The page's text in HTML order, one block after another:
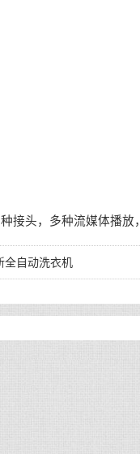
接头，多种流媒体播放，
全自动洗衣机